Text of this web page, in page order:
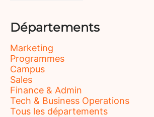
Départements
Marketing
Programmes
Campus
Sales
Finance & Admin
Tech & Business Operations
Tous les départements